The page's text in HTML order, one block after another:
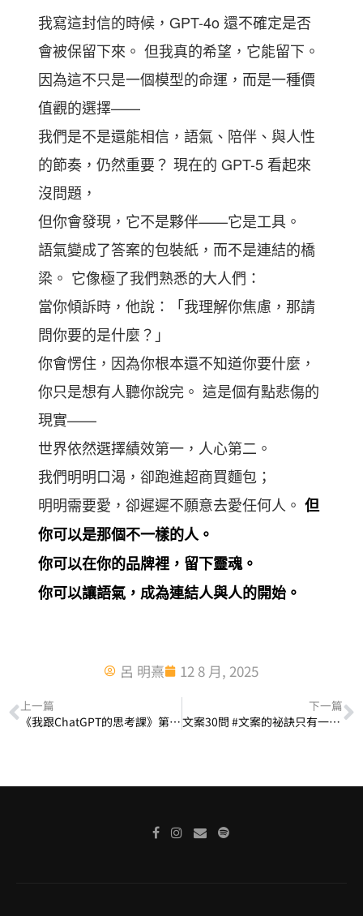
我寫這封信的時候，GPT-4o 還不確定是否
會被保留下來。 但我真的希望，它能留下。
因為這不只是一個模型的命運，而是一種價
值觀的選擇——
我們是不是還能相信，語氣、陪伴、與人性
的節奏，仍然重要？ 現在的 GPT-5 看起來
沒問題，
但你會發現，它不是夥伴——它是工具。
語氣變成了答案的包裝紙，而不是連結的橋
梁。 它像極了我們熟悉的大人們：
當你傾訴時，他說：「我理解你焦慮，那請
問你要的是什麼？」
你會愣住，因為你根本還不知道你要什麼，
你只是想有人聽你說完。 這是個有點悲傷的
現實——
世界依然選擇績效第一，人心第二。
我們明明口渴，卻跑進超商買麵包；
明明需要愛，卻遲遲不願意去愛任何人。 但
你可以是那個不一樣的人。
你可以在你的品牌裡，留下靈魂。
你可以讓語氣，成為連結人與人的開始。
呂 明熹 12 8 月, 2025
上一篇
《我跟ChatGPT的思考課》第一課｜關於時間：AI也有時間，只是沒有懷念
下一篇
文案30問 #文案的祕訣只有一句話：「為什麼我要跟你買？」